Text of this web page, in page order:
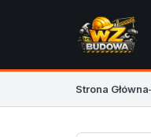
Strona Główna